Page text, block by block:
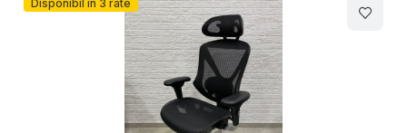
Disponibil în 3 rate